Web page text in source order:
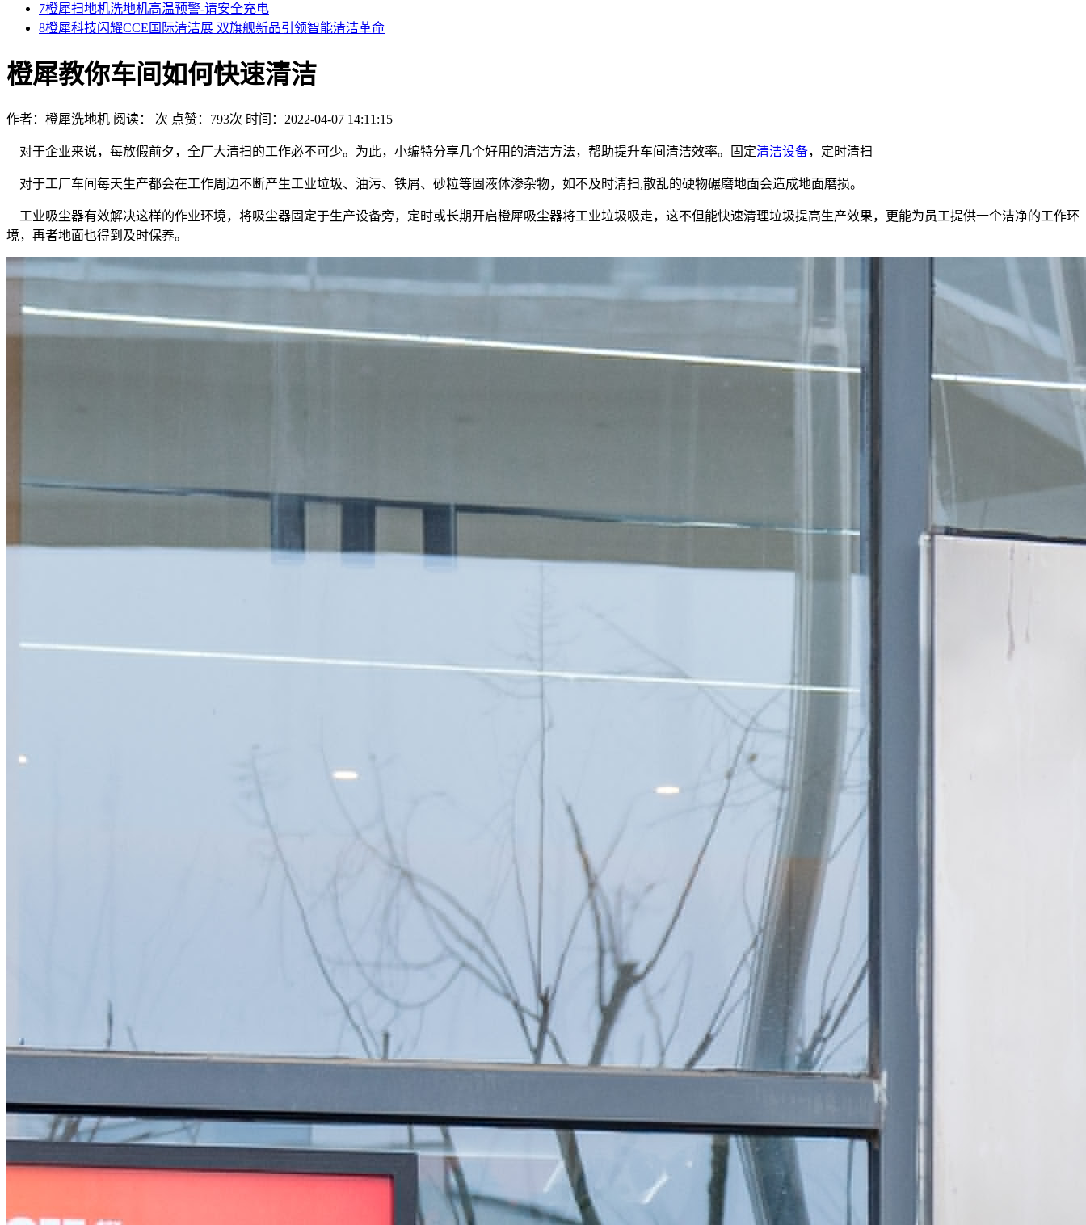
7橙犀扫地机洗地机高温预警-请安全充电
8橙犀科技闪耀CCE国际清洁展 双旗舰新品引领智能清洁革命
橙犀教你车间如何快速清洁
作者：橙犀洗地机 阅读： 次 点赞： 793次 时间：2022-04-07 14:11:15
对于企业来说，每放假前夕，全厂大清扫的工作必不可少。为此，小编特分享几个好用的清洁方法，帮助提升车间清洁效率。固定清洁设备，定时清扫
对于工厂车间每天生产都会在工作周边不断产生工业垃圾、油污、铁屑、砂粒等固液体渗杂物，如不及时清扫,散乱的硬物碾磨地面会造成地面磨损。
工业吸尘器有效解决这样的作业环境，将吸尘器固定于生产设备旁，定时或长期开启橙犀吸尘器将工业垃圾吸走，这不但能快速清理垃圾提高生产效果，更能为员工提供一个洁净的工作环
境，再者地面也得到及时保养。